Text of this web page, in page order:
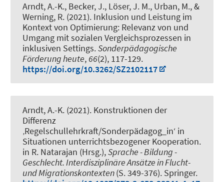
Arndt, A.-K., Becker, J., Löser, J. M., Urban, M., &
Werning, R. (2021). Inklusion und Leistung im
Kontext von Optimierung: Relevanz von und
Umgang mit sozialen Vergleichsprozessen in
inklusiven Settings.Sonderpädagogische
Förderung heute, 66(2), 117-129.
https://doi.org/10.3262/SZ2102117
Arndt, A.-K. (2021). Konstruktionen der
Differenz
‚Regelschullehrkraft/Sonderpädagog_in‘ in
Situationen unterrichtsbezogener Kooperation.
in R. Natarajan (Hrsg.),Sprache - Bildung -
Geschlecht. Interdisziplinäre Ansätze in Flucht-
und Migrationskontexten(S. 349-376). Springer.